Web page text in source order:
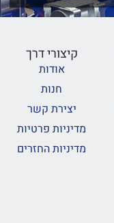
קיצורי דרך
אודות
חנות
יצירת קשר
מדיניות פרטיות
מדיניות החזרים